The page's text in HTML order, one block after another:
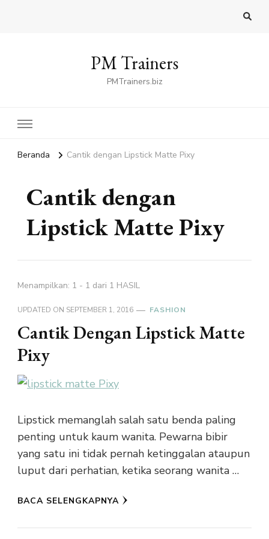
PM Trainers
PMTrainers.biz
Beranda Cantik dengan Lipstick Matte Pixy
Cantik dengan
Lipstick Matte Pixy
Menampilkan: 1 - 1 dari 1 HASIL
UPDATED ON SEPTEMBER 1, 2016 FASHION
Cantik Dengan Lipstick Matte
Pixy
Lipstick memanglah salah satu benda paling
penting untuk kaum wanita. Pewarna bibir
yang satu ini tidak pernah ketinggalan ataupun
luput dari perhatian, ketika seorang wanita …
BACA SELENGKAPNYA